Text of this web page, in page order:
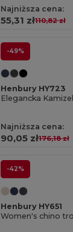
Najniższa cena:
55,31 zł110,82 zł
-49%
Henbury HY723
Elegancka
Najniższa cena:
90,05 zł176,18 zł
-42%
Henbury HY651
Women's chino